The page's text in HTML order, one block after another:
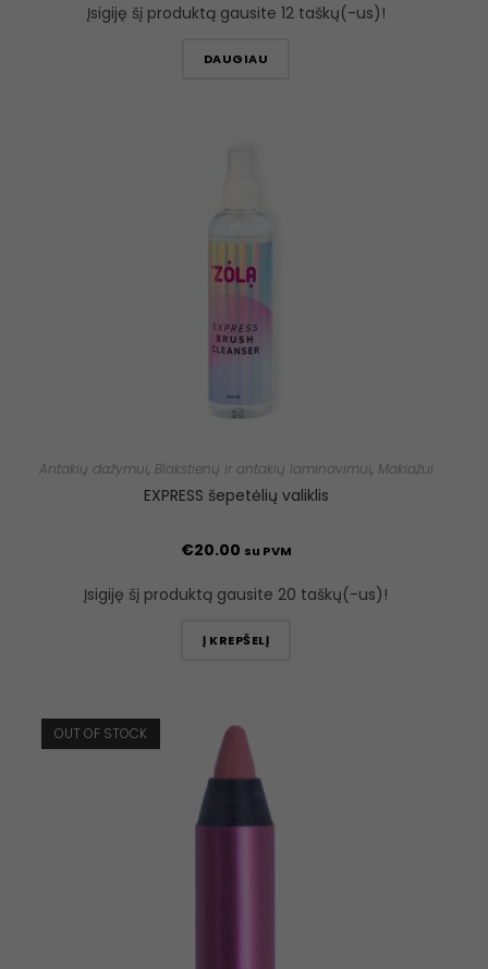
Įsigiję šį produktą gausite 12 taškų(-us)!
DAUGIAU
Antakių dažymui, Blakstienų ir antakių laminavimui, Makiažui
EXPRESS šepetėlių valiklis
€20.00 su PVM
Įsigiję šį produktą gausite 20 taškų(-us)!
Į KREPŠELĮ
OUT OF STOCK